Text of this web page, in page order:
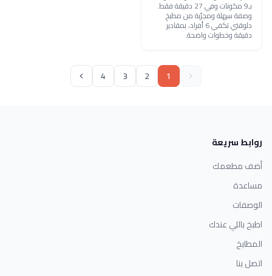
بـ9 مكونات وفي 27 دقيقة فقط.
وصفة سهلة ومجرّبة من مطبخ
دلوقتي تكفي 6 أفراد، بمقادير
دقيقة وخطوات واضحة.
1
2
3
4
روابط سريعة
أضف مطعمك
مساعدة
الوصفات
اطبخ باللي عندك
المطابخ
اتصل بنا